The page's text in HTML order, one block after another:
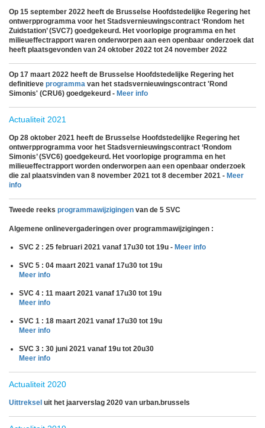
Op 15 september 2022 heeft de Brusselse Hoofdstedelijke Regering het
ontwerpprogramma voor het Stadsvernieuwingscontract ‘Rondom het
Zuidstation’ (SVC7) goedgekeurd. Het voorlopige programma en het
milieueffectrapport waren onderworpen aan een openbaar onderzoek dat
heeft plaatsgevonden van 24 oktober 2022 tot 24 november 2022
Op 17 maart 2022 heeft de Brusselse Hoofdstedelijke Regering het
definitieve programma van het stadsvernieuwingscontract 'Rond
Simonis' (CRU6) goedgekeurd - Meer info
Actualiteit 2021
Op 28 oktober 2021 heeft de Brusselse Hoofdstedelijke Regering het
ontwerpprogramma voor het Stadsvernieuwingscontract ‘Rondom
Simonis’ (SVC6) goedgekeurd. Het voorlopige programma en het
milieueffectrapport worden onderworpen aan een openbaar onderzoek
die zal plaatsvinden van 8 november 2021 tot 8 december 2021 - Meer
info
Tweede reeks programmawijzigingen van de 5 SVC
Algemene onlinevergaderingen over programmawijzigingen :
SVC 2 : 25 februari 2021 vanaf 17u30 tot 19u - Meer info
SVC 5 : 04 maart 2021 vanaf 17u30 tot 19u
Meer info
SVC 4 : 11 maart 2021 vanaf 17u30 tot 19u
Meer info
SVC 1 : 18 maart 2021 vanaf 17u30 tot 19u
Meer info
SVC 3 : 30 juni 2021 vanaf 19u tot 20u30
Meer info
Actualiteit 2020
Uittreksel uit het jaarverslag 2020 van urban.brussels